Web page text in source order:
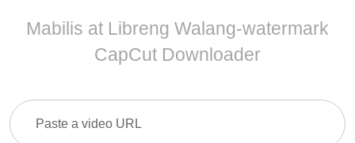
Mabilis at Libreng Walang-watermark
CapCut Downloader